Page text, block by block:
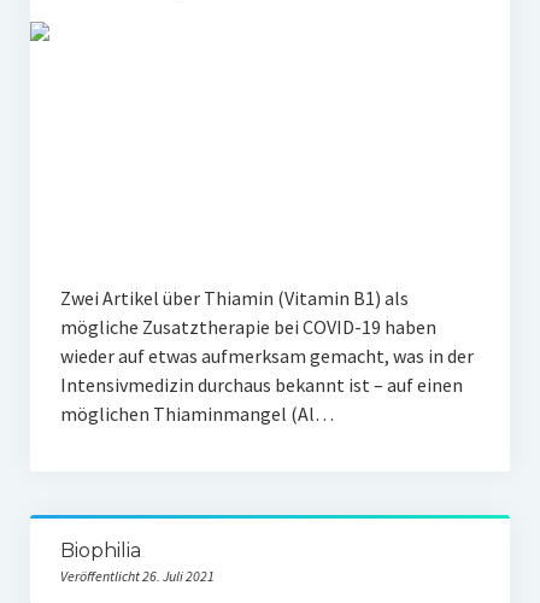
Zwei Artikel über Thiamin (Vitamin B1) als
mögliche Zusatztherapie bei COVID-19 haben
wieder auf etwas aufmerksam gemacht, was in der
Intensivmedizin durchaus bekannt ist – auf einen
möglichen Thiaminmangel (Al…
Biophilia
Veröffentlicht 26. Juli 2021